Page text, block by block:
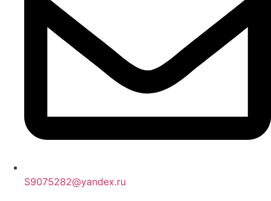
S9075282@yandex.ru